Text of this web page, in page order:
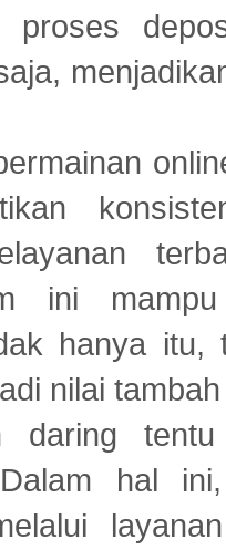
ini
hanya
nilai
daring
Dalam hal